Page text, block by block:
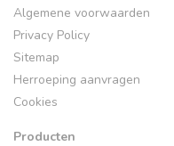
Algemene voorwaarden
Privacy Policy
Sitemap
Herroeping aanvragen
Cookies
Producten